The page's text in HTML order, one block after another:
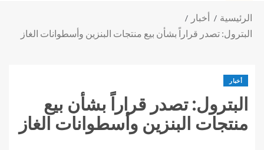
الرئيسية
أخبار
البترول: تصدر قراراً بشأن بيع منتجات البنزين وأسطوانات الغاز
أخبار
البترول: تصدر قراراً بشأن بيع
منتجات البنزين وأسطوانات الغاز